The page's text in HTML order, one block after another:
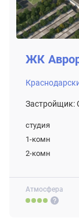
Атмосфера
ЖК
Застройщик:
студия
1-комн
2-комн